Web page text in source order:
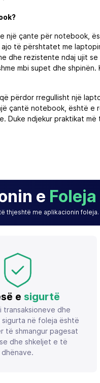
një çante për notebook,
të përshtatet me
dhe rezistente ndaj ujit
mbi supet dhe
përdor rregullisht një
çantë notebook, është
ndjekur praktikat
e Foleja
thjeshtë me aplikacionin foleja.
e sigurtë
transaksioneve dhe
në foleja është
të shmangur pagesat
dhe shkeljet e të
dhënave.